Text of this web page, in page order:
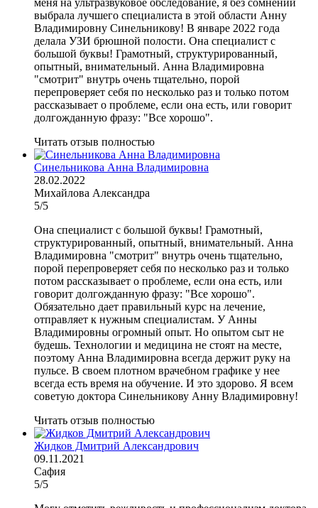
меня на ультразвуковое обследование, я без сомнений
выбрала лучшего специалиста в этой области Анну
Владимировну Синельникову! В январе 2022 года
делала УЗИ брюшной полости. Она специалист с
большой буквы! Грамотный, структурированный,
опытный, внимательный. Анна Владимировна
"смотрит" внутрь очень тщательно, порой
перепроверяет себя по несколько раз и только потом
рассказывает о проблеме, если она есть, или говорит
долгожданную фразу: "Все хорошо".
Читать отзыв полностью
Синельникова Анна Владимировна
28.02.2022
Михайлова Александра
5/5
Она специалист с большой буквы! Грамотный,
структурированный, опытный, внимательный. Анна
Владимировна "смотрит" внутрь очень тщательно,
порой перепроверяет себя по несколько раз и только
потом рассказывает о проблеме, если она есть, или
говорит долгожданную фразу: "Все хорошо".
Обязательно дает правильный курс на лечение,
отправляет к нужным специалистам. У Анны
Владимировны огромный опыт. Но опытом сыт не
будешь. Технологии и медицина не стоят на месте,
поэтому Анна Владимировна всегда держит руку на
пульсе. В своем плотном врачебном графике у нее
всегда есть время на обучение. И это здорово. Я всем
советую доктора Синельникову Анну Владимировну!
Читать отзыв полностью
Жидков Дмитрий Александрович
09.11.2021
Сафия
5/5